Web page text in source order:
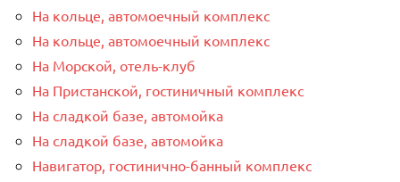
На кольце, автомоечный комплекс
На кольце, автомоечный комплекс
На Морской, отель-клуб
На Пристанской, гостиничный комплекс
На сладкой базе, автомойка
На сладкой базе, автомойка
Навигатор, гостинично-банный комплекс